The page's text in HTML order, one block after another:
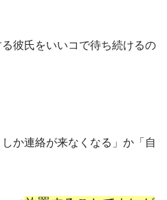
彼氏をいいコで待ち続けるの
か連絡が来なくなる」か「自